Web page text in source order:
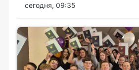
сегодня, 09:35